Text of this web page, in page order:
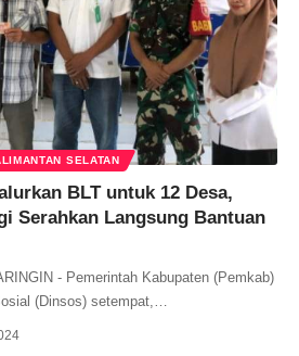
SELATAN
BLT untuk 12 Desa,
Serahkan Langsung Bantuan
- Pemerintah Kabupaten (Pemkab)
(Dinsos) setempat,…